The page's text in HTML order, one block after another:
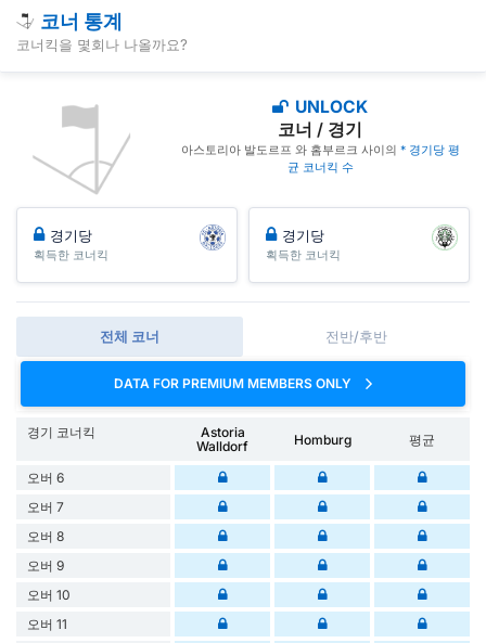
코너 통계
코너킥을 몇회나 나올까요?
UNLOCK
코너 / 경기
아스토리아 발도르프 와 홈부르크 사이의 * 경기당 평
균 코너킥 수
경기당
획득한 코너킥
경기당
획득한 코너킥
전체 코너 전반/후반
DATA FOR PREMIUM MEMBERS ONLY
경기 코너킥
Astoria
Walldorf
Homburg 평균
오버 6
오버 7
오버 8
오버 9
오버 10
오버 11